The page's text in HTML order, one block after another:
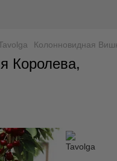
Колонновидная
Королева,